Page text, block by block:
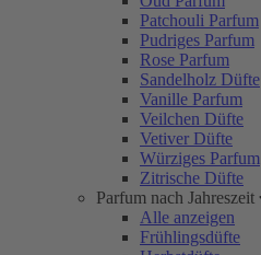
Patchouli Parfum
Pudriges Parfum
Rose Parfum
Sandelholz Düfte
Vanille Parfum
Veilchen Düfte
Vetiver Düfte
Würziges Parfum
Zitrische Düfte
Parfum nach Jahreszeit
Alle anzeigen
Frühlingsdüfte